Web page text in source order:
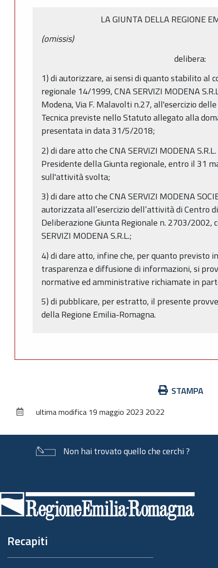
LA GIUNTA DELLA REGIONE
(omissis)
delibera:
1) di autorizzare, ai sensi di quanto stabilito al
regionale 14/1999, CNA SERVIZI MODENA
Modena, Via F. Malavolti n.27, all'esercizio
Tecnica previste nello Statuto allegato alla
presentata in data 31/5/2018;
2) di dare atto che CNA SERVIZI MODENA
Presidente della Giunta regionale, entro il 31
sull'attività svolta;
3) di dare atto che CNA SERVIZI MODENA
autorizzata all’esercizio dell’attività di Centro
Deliberazione Giunta Regionale n. 2703/2002,
SERVIZI MODENA S.R.L.;
4) di dare atto, infine che, per quanto previsto
trasparenza e diffusione di informazioni, si
normative ed amministrative richiamate in
5) di pubblicare, per estratto, il presente
della Regione Emilia-Romagna.
documento
STAMPA
ultima modifica 19 maggio 2023 20:22
Non hai trovato quello che cerchi ?
di
pagina
Recapiti